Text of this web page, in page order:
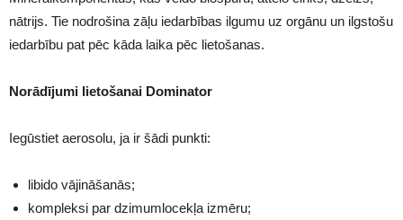
nātrijs. Tie nodrošina zāļu iedarbības ilgumu uz orgānu un ilgstošu
iedarbību pat pēc kāda laika pēc lietošanas.
Norādījumi lietošanai Dominator
Iegūstiet aerosolu, ja ir šādi punkti:
libido vājināšanās;
kompleksi par dzimumlocekļa izmēru;